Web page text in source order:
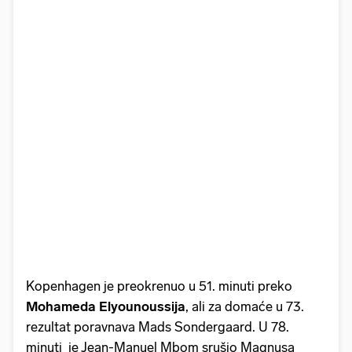
Kopenhagen je preokrenuo u 51. minuti preko
Mohameda Elyounoussija, ali za domaće u 73.
rezultat poravnava Mads Sondergaard. U 78.
minuti je Jean-Manuel Mbom srušio Magnusa